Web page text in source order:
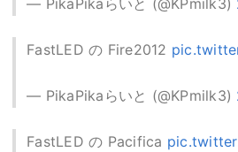
— PikaPikaらいと (@KPmilk3)
FastLED の Fire2012
— PikaPikaらいと (@KPmilk3)
FastLED の Pacifica